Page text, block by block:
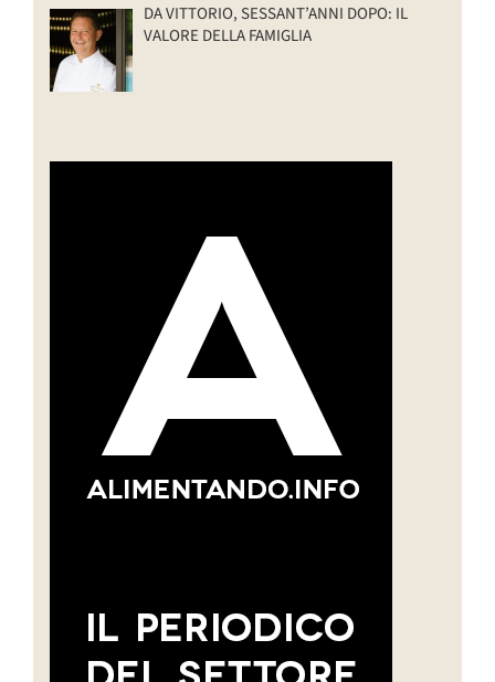
DA VITTORIO, SESSANT’ANNI DOPO: IL
VALORE DELLA FAMIGLIA